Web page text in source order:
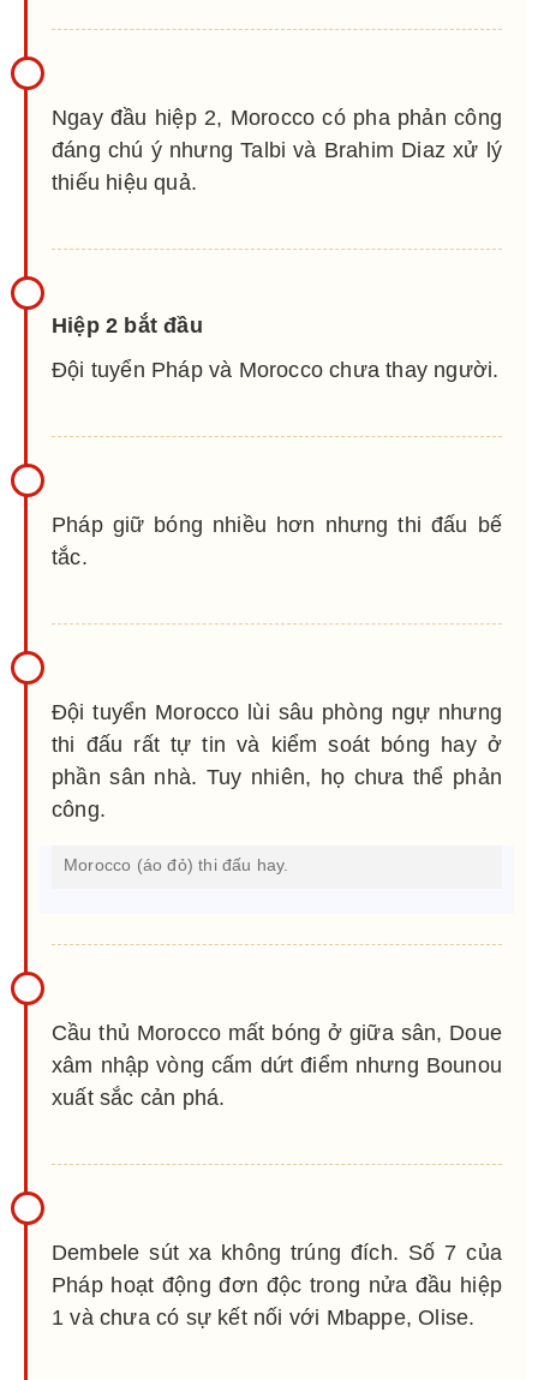
Ngay đầu hiệp 2, Morocco có pha phản công
đáng chú ý nhưng Talbi và Brahim Diaz xử lý
thiếu hiệu quả.
Hiệp 2 bắt đầu
Đội tuyển Pháp và Morocco chưa thay người.
Pháp giữ bóng nhiều hơn nhưng thi đấu bế
tắc.
Đội tuyển Morocco lùi sâu phòng ngự nhưng
thi đấu rất tự tin và kiểm soát bóng hay ở
phần sân nhà. Tuy nhiên, họ chưa thể phản
công.
Morocco (áo đỏ) thi đấu hay.
Cầu thủ Morocco mất bóng ở giữa sân, Doue
xâm nhập vòng cấm dứt điểm nhưng Bounou
xuất sắc cản phá.
Dembele sút xa không trúng đích. Số 7 của
Pháp hoạt động đơn độc trong nửa đầu hiệp
1 và chưa có sự kết nối với Mbappe, Olise.